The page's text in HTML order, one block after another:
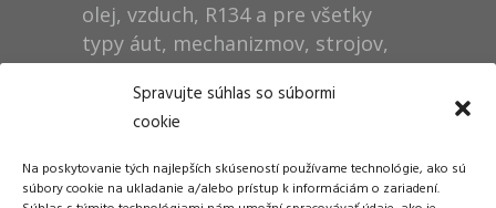
Spravujte súhlas so súbormi
cookie
Na poskytovanie tých najlepších skúseností používame technológie, ako sú
súbory cookie na ukladanie a/alebo prístup k informáciám o zariadení.
olej, vzduch, R134 a pre všetky
typy áut, mechanizmov, strojov,
technológií, rušňov…
Dušan Pytel P a P